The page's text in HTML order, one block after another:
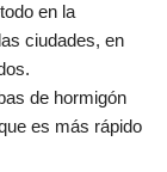
en la
ciudades, en
de hormigón
es más rápido